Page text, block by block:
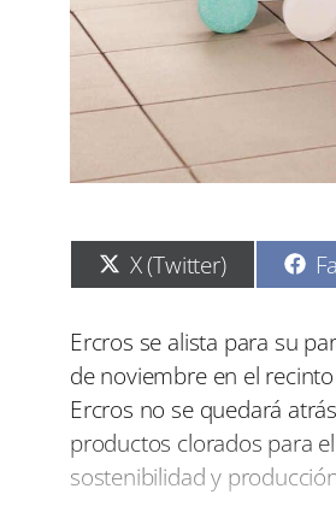
C
o
p
a
r
t
i
r
e
n
X (Twitter) C
o
p
a
r
t
i
r
e
n
Ercros se alista para su
de noviembre en el
Ercros no se quedará
productos clorados para
sostenibilidad y